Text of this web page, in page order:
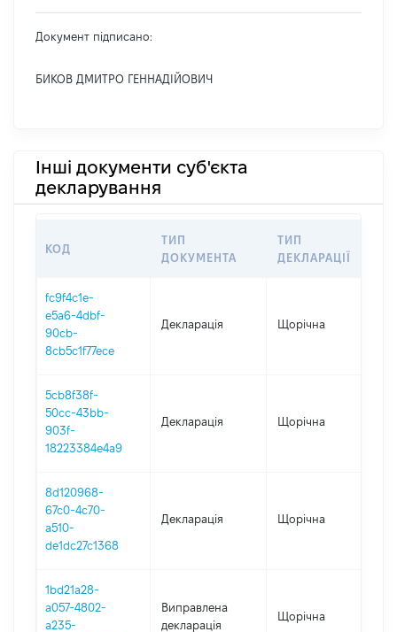
Документ підписано:
БИКОВ ДМИТРО ГЕННАДІЙОВИЧ
Інші документи суб'єкта
декларування
КОД
ТИП
ДОКУМЕНТА
ТИП
ДЕКЛАРАЦІЇ
fc9f4c1e-
e5a6-4dbf-
90cb-
8cb5c1f77ece
Декларація Щорічна
5cb8f38f-
50cc-43bb-
903f-
18223384e4a9
Декларація Щорічна
8d120968-
67c0-4c70-
a510-
de1dc27c1368
Декларація Щорічна
1bd21a28-
a057-4802-
a235-
Виправлена
декларація
Щорічна